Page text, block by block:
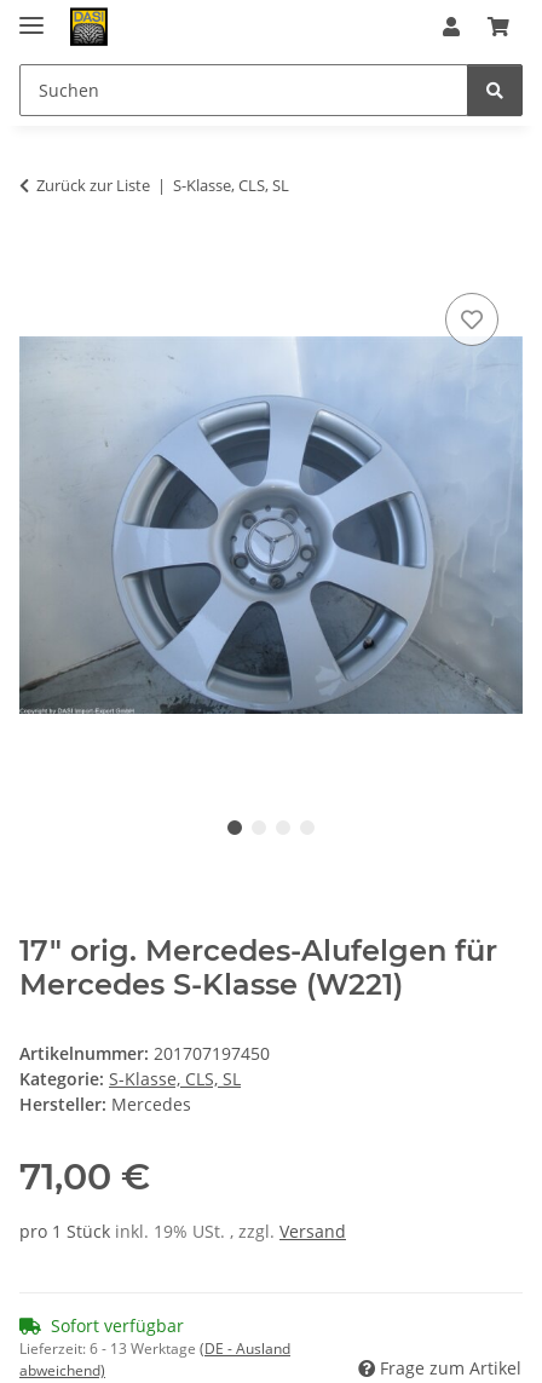
Zurück zur Liste S-Klasse, CLS, SL
17" orig. Mercedes-Alufelgen für
Mercedes S-Klasse (W221)
Artikelnummer: 201707197450
Kategorie: S-Klasse, CLS, SL
Hersteller: Mercedes
71,00 €
pro 1 Stück inkl. 19% USt. , zzgl. Versand
Sofort verfügbar
Lieferzeit:6 - 13 Werktage (DE - Ausland
abweichend)
Frage zum Artikel